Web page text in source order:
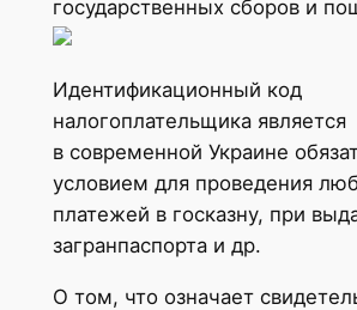
государственных сборов и
Идентификационный код
налогоплательщика является
в современной Украине
условием для проведения
платежей в госказну, при
загранпаспорта и др.
О том, что означает